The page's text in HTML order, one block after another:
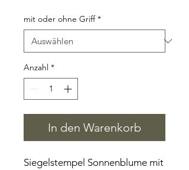
mit oder ohne Griff *
Anzahl *
In den Warenkorb
Siegelstempel Sonnenblume mit